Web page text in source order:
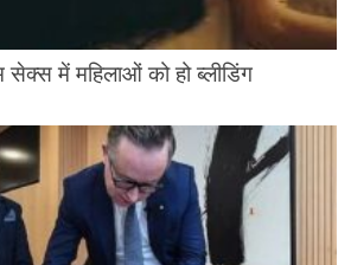
सेक्स में महिलाओं को हो ब्लीडिंग